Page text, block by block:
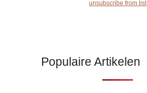
unsubscribe from list
Populaire Artikelen